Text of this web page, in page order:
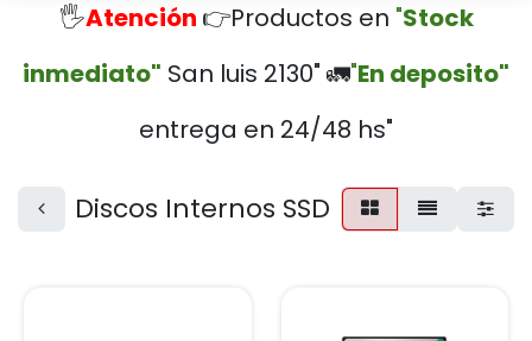
🖐️Atención 👉Productos en "Stock
inmediato" San luis 2130" 🚛"En deposito"
entrega en 24/48 hs"
Discos Internos SSD